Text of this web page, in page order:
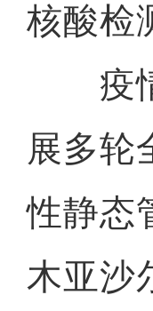
核酸检
疫情
展多轮
性静态
木亚沙